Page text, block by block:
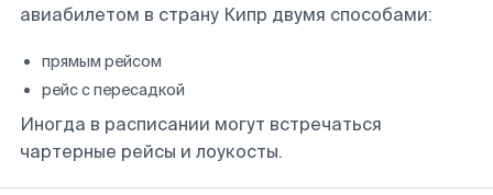
авиабилетом в страну Кипр двумя способами:
прямым рейсом
рейс с пересадкой
Иногда в расписании могут встречаться
чартерные рейсы и лоукосты.